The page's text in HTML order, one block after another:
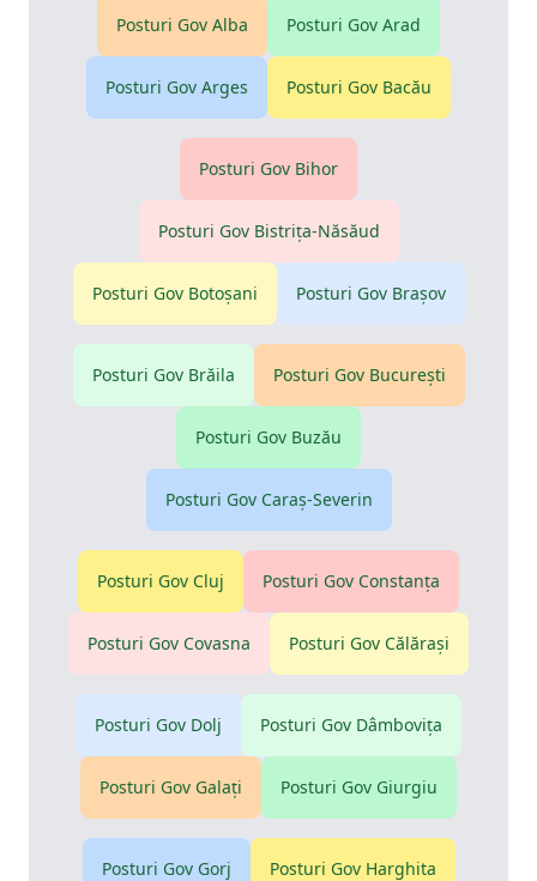
Posturi Gov Alba Posturi Gov Arad
Posturi Gov Arges Posturi Gov Bacău
Posturi Gov Bihor
Posturi Gov Bistriţa-Năsăud
Posturi Gov Botoşani Posturi Gov Braşov
Posturi Gov Brăila Posturi Gov Bucureşti
Posturi Gov Buzău
Posturi Gov Caraş-Severin
Posturi Gov Cluj Posturi Gov Constanţa
Posturi Gov Covasna Posturi Gov Călăraşi
Posturi Gov Dolj Posturi Gov Dâmboviţa
Posturi Gov Galaţi Posturi Gov Giurgiu
Posturi Gov Gorj Posturi Gov Harghita